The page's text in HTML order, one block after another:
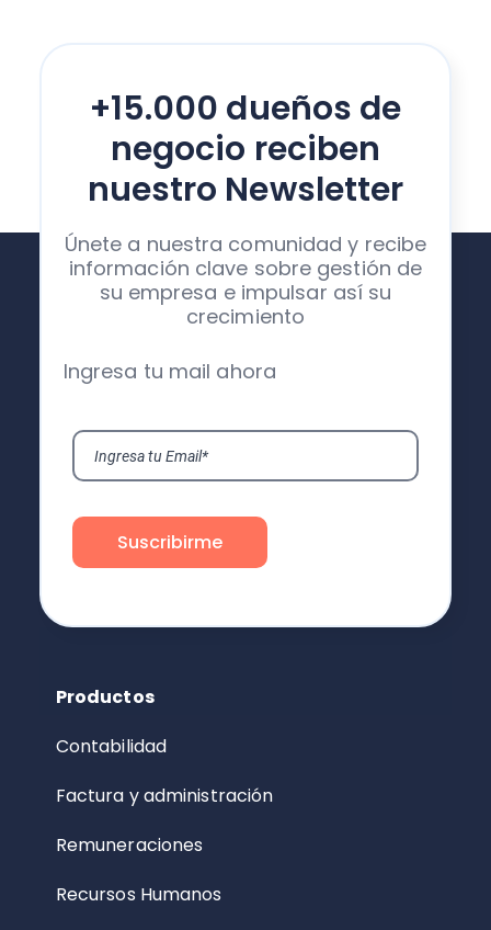
+15.000 dueños de
negocio reciben
nuestro Newsletter
Únete a nuestra comunidad y recibe
información clave sobre gestión de
su empresa e impulsar así su
crecimiento
Ingresa tu mail ahora
Productos
Contabilidad
Factura y administración
Remuneraciones
Recursos Humanos